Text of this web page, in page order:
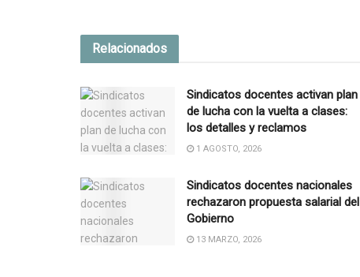
Relacionados
Sindicatos docentes activan plan
de lucha con la vuelta a clases:
los detalles y reclamos
1 AGOSTO, 2026
Sindicatos docentes nacionales
rechazaron propuesta salarial del
Gobierno
13 MARZO, 2026